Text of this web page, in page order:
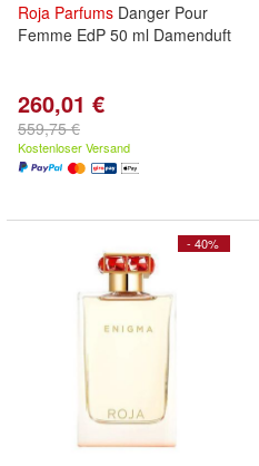
Roja Parfums Danger Pour
Femme EdP 50 ml Damenduft
260,01 €
559,75 €
Kostenloser Versand
- 40%